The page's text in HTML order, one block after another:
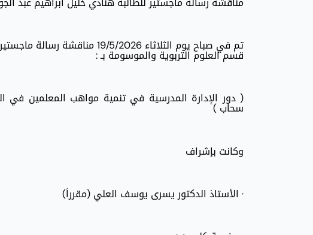
تم في صباح يوم الثلاثاء 19/5/
قسم العلوم التربوية والموسومة بـ :
( دور الإدارة المدرسية في تنمية مواهب المعلمين في
سحاب )
وكانت بإشراف
· الأستاذ الدكتور يسرى يوسف العلي (مقرراَ)